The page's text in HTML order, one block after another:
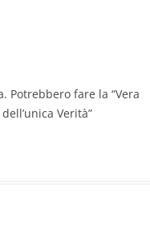
Potrebbero fare la “Vera
Verità”